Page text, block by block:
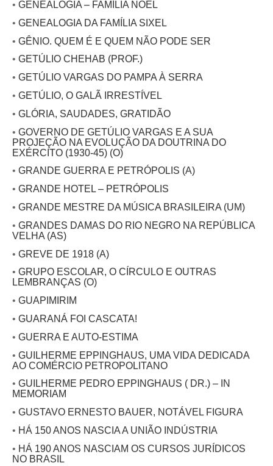
• GENEALOGIA – FAMÍLIA NOEL
• GENEALOGIA DA FAMÍLIA SIXEL
• GÊNIO. QUEM É E QUEM NÃO PODE SER
• GETÚLIO CHEHAB (PROF.)
• GETÚLIO VARGAS DO PAMPA À SERRA
• GETÚLIO, O GALÃ IRRESTÍVEL
• GLÓRIA, SAUDADES, GRATIDÃO
• GOVERNO DE GETÚLIO VARGAS E A SUA
PROJEÇÃO NA EVOLUÇÃO DA DOUTRINA DO
EXÉRCITO (1930-45) (O)
• GRANDE GUERRA E PETRÓPOLIS (A)
• GRANDE HOTEL – PETRÓPOLIS
• GRANDE MESTRE DA MÚSICA BRASILEIRA (UM)
• GRANDES DAMAS DO RIO NEGRO NA REPÚBLICA
VELHA (AS)
• GREVE DE 1918 (A)
• GRUPO ESCOLAR, O CÍRCULO E OUTRAS
LEMBRANÇAS (O)
• GUAPIMIRIM
• GUARANÁ FOI CASCATA!
• GUERRA E AUTO-ESTIMA
• GUILHERME EPPINGHAUS, UMA VIDA DEDICADA
AO COMÉRCIO PETROPOLITANO
• GUILHERME PEDRO EPPINGHAUS ( DR.) – IN
MEMORIAM
• GUSTAVO ERNESTO BAUER, NOTÁVEL FIGURA
• HÁ 150 ANOS NASCIA A UNIÃO INDÚSTRIA
• HÁ 190 ANOS NASCIAM OS CURSOS JURÍDICOS
NO BRASIL